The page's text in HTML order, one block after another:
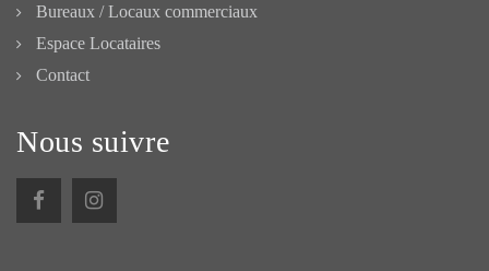
Bureaux / Locaux commerciaux
Espace Locataires
Contact
Nous suivre